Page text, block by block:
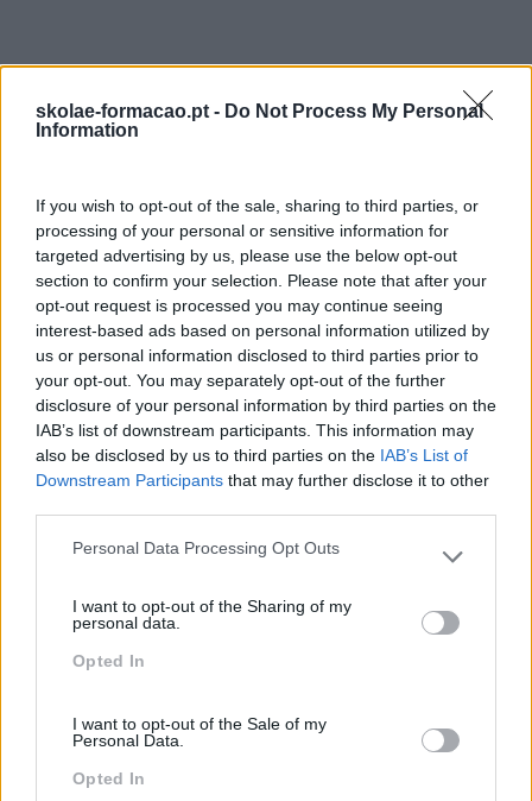
skolae-formacao.pt - Do Not Process My Personal
Information
If you wish to opt-out of the sale, sharing to third parties, or
processing of your personal or sensitive information for
targeted advertising by us, please use the below opt-out
section to confirm your selection. Please note that after your
opt-out request is processed you may continue seeing
interest-based ads based on personal information utilized by
us or personal information disclosed to third parties prior to
your opt-out. You may separately opt-out of the further
disclosure of your personal information by third parties on the
IAB’s list of downstream participants. This information may
also be disclosed by us to third parties on the IAB’s List of
Downstream Participants that may further disclose it to other
Please note that this website/app uses one or more Google
not limited to your visit or usage behaviour. You may click to
grant or deny consent to Google and its third-party tags to
use your data for below specified purposes in below Google
Personal Data Processing Opt Outs
I want to opt-out of the Sharing of my
personal data.
Opted In
I want to opt-out of the Sale of my
Personal Data.
Opted In
Também Poderá Gostar
Cultura Emocional Da
Empresa E A Relação
Com A Saúde Mental E A
Produtividade
Fazer Viver Os Valores Da
Organização Em Todas
As Gerações
Pesquisa